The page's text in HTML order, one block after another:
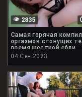
2835
Самая горячая
оргазмов стонущих
время жесткой ебли
04 Сен 2023